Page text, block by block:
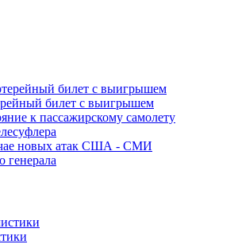
билет с выигрышем
к пассажирскому самолету
новых атак США - СМИ
генерала